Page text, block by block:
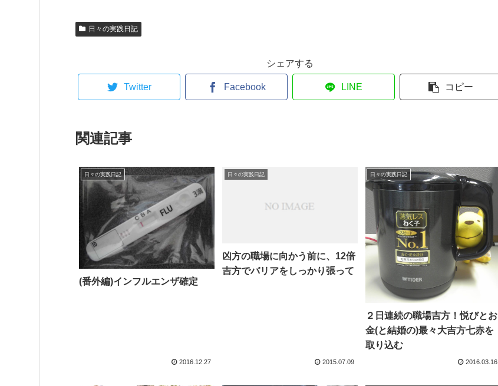
日々の実践日記
シェアする
Twitter Facebook LINE コピー
関連記事
日々の実践日記
(番外編)インフルエンザ確定
2016.12.27
日々の実践日記
凶方の職場に向かう前に、12倍
吉方でバリアをしっかり張って
2015.07.09
日々の実践日記
２日連続の職場吉方！悦びとお
金(と結婚の)最々大吉方七赤を
取り込む
2016.03.16